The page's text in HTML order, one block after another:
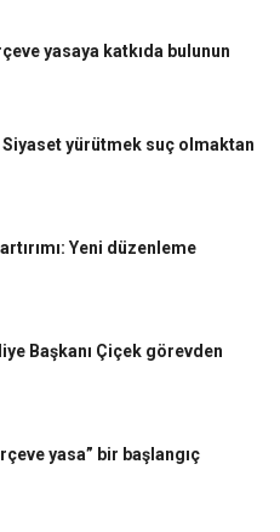
yasaya katkıda bulunun
yürütmek suç olmaktan
Yeni düzenleme
Başkanı Çiçek görevden
yasa” bir başlangıç